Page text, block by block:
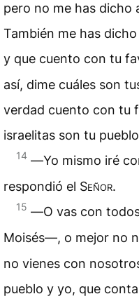
pero no me has dicho
También me has
y que cuento con tu
así, dime cuáles son
verdad cuento con tu
israelitas son tu
14 ―Yo mismo iré
respondió el Señor.
15 ―O vas con
Moisés—, o mejor no
no vienes con
pueblo y yo, que